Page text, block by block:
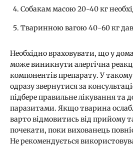
Собакам масою 20-40 кг
Тваринною вагою 40-60 кг
Необхідно враховувати, що у
може виникнути алергічна
компонентів препарату. У
одразу звернутися за
підбере правильне лікування та
паразитами. Якщо тварина
варто відмовитись від прийому
почекати, поки вихованець
Не рекомендується